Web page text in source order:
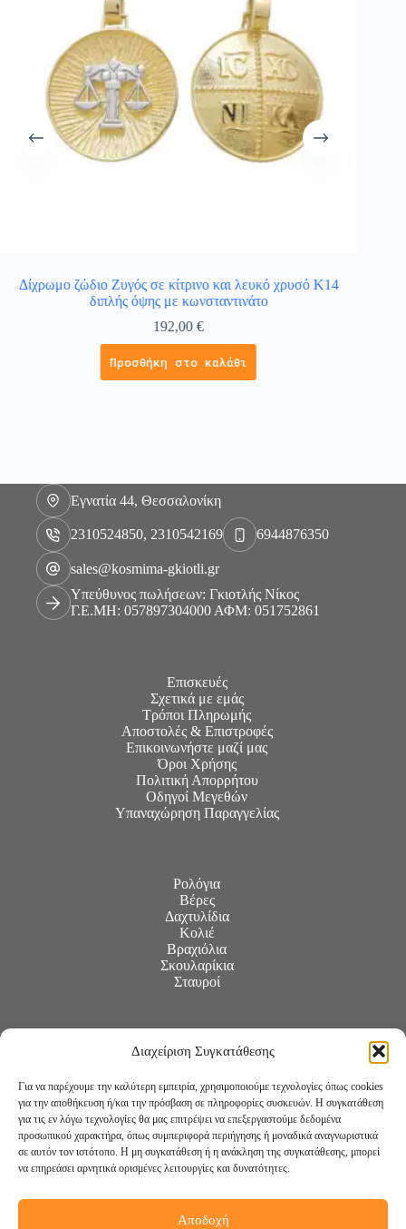
Διαχείριση Συγκατάθεσης
Για να παρέχουμε την καλύτερη εμπειρία, χρησιμοποιούμε τεχνολογίες όπως cookies
για την αποθήκευση ή/και την πρόσβαση σε πληροφορίες συσκευών. Η συγκατάθεση
για τις εν λόγω τεχνολογίες θα μας επιτρέψει να επεξεργαστούμε δεδομένα
προσωπικού χαρακτήρα, όπως συμπεριφορά περιήγησης ή μοναδικά αναγνωριστικά
σε αυτόν τον ιστότοπο. Η μη συγκατάθεση ή η ανάκληση της συγκατάθεσης, μπορεί
να επηρεάσει αρνητικά ορισμένες λειτουργίες και δυνατότητες.
Αποδοχή
Δίχρωμο ζώδιο Ζυγός σε κίτρινο και λευκό χρυσό Κ14
διπλής όψης με κωνσταντινάτο
192,00€
Προσθήκη στο καλάθι
Εγνατία 44, Θεσσαλονίκη
2310524850, 2310542169 6944876350
sales@kosmima-gkiotli.gr
Υπεύθυνος πωλήσεων: Γκιοτλής Νίκος
Γ.Ε.ΜΗ: 057897304000 ΑΦΜ: 051752861
Επισκευές
Σχετικά με εμάς
Τρόποι Πληρωμής
Αποστολές & Επιστροφές
Επικοινωνήστε μαζί μας
Όροι Χρήσης
Πολιτική Απορρήτου
Οδηγοί Μεγεθών
Υπαναχώρηση Παραγγελίας
Ρολόγια
Βέρες
Δαχτυλίδια
Κολιέ
Βραχιόλια
Σκουλαρίκια
Σταυροί